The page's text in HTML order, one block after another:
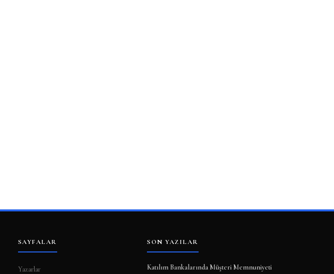
SAYFALAR
Yazarlar
SON YAZILAR
Katılım Bankalarında Müşteri Memnuniyeti